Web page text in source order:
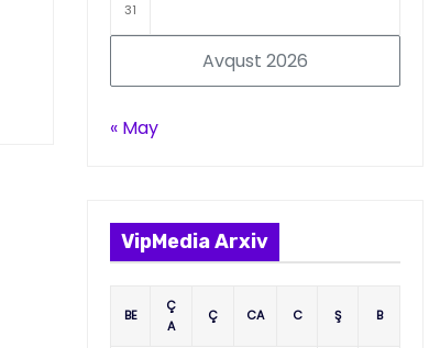
Avqust 2026
31
« May
VipMedia Arxiv
BE
Ç
A
Ç CA C Ş B